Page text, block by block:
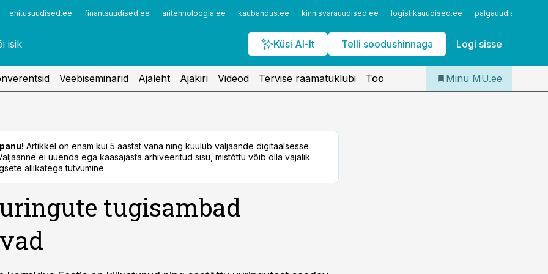
ehitusuudised.ee finantsuudised.ee aritehnoloogia.ee kaubandus.ee kinnisvarauudised.ee logistikauudised.ee palgauudised.ee
Küsi AI-lt Telli soodushinnaga Logi sisse
Iseteenindus
Telli Meditsiiniuudised
Veebiseminarid Ajaleht Ajakiri Videod Tervise raamatuklubi Töö Minu MU.ee
Artikkel on enam kui 5 aastat vana ning kuulub väljaande digitaalsesse
ei uuenda ega kaasajasta arhiveeritud sisu, mistõttu võib olla vajalik
allikatega tutvumine
tugisambad